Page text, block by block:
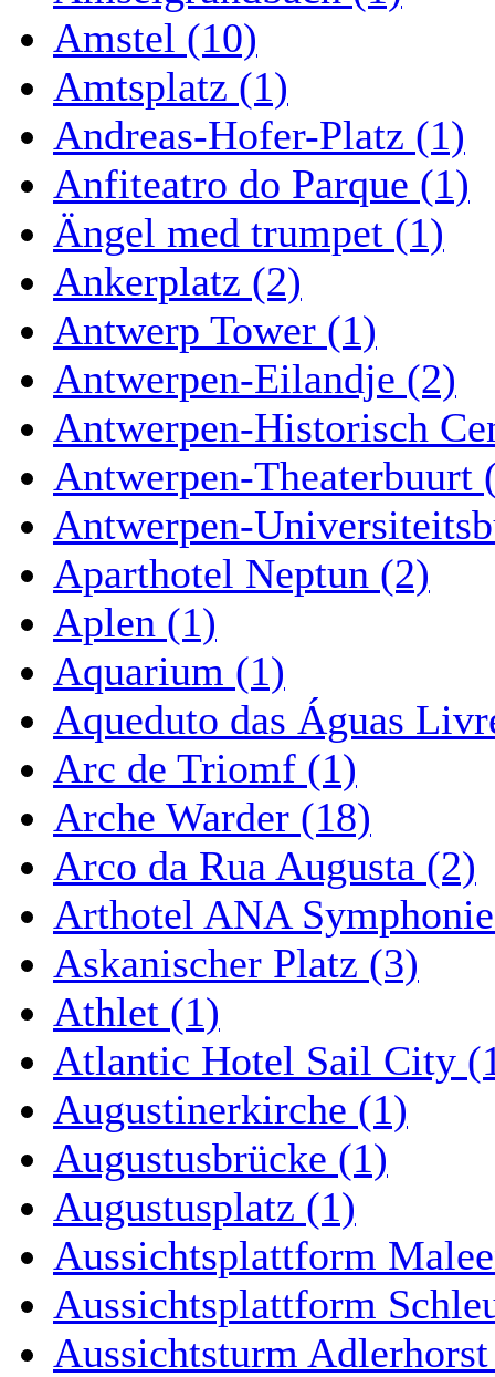
Amstel (10)
Amtsplatz (1)
Andreas-Hofer-Platz (1)
Anfiteatro do Parque (1)
Ängel med trumpet (1)
Ankerplatz (2)
Antwerp Tower (1)
Antwerpen-Eilandje (2)
Antwerpen-Historisch
Antwerpen-Theaterbuurt
Antwerpen-
Aparthotel Neptun (2)
Aplen (1)
Aquarium (1)
Aqueduto das Águas
Arc de Triomf (1)
Arche Warder (18)
Arco da Rua Augusta (2)
Arthotel ANA
Askanischer Platz (3)
Athlet (1)
Atlantic Hotel Sail City
Augustinerkirche (1)
Augustusbrücke (1)
Augustusplatz (1)
Aussichtsplattform
Aussichtsplattform
Aussichtsturm